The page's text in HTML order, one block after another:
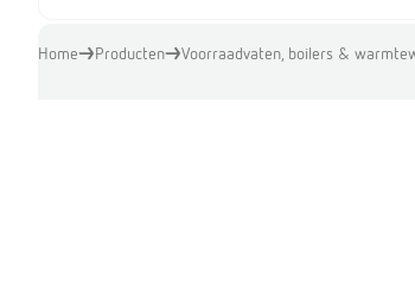
Home Producten Voorraadvaten, boilers &